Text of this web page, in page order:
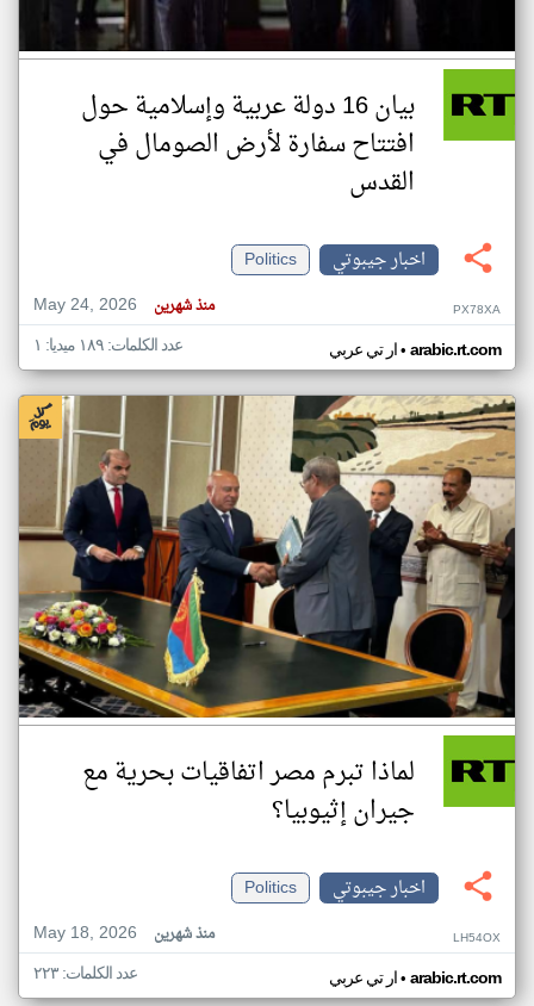
بيان 16 دولة عربية وإسلامية حول
افتتاح سفارة لأرض الصومال في
القدس
اخبار جيبوتي
Politics
May 24, 2026
منذ شهرين PX78XA
ار تي عربي• arabic.rt.com عدد الكلمات: ١٨٩ ميديا: ١
لماذا تبرم مصر اتفاقيات بحرية مع
جيران إثيوبيا؟
اخبار جيبوتي
Politics
May 18, 2026
منذ شهرين LH54OX
ار تي عربي• arabic.rt.com عدد الكلمات: ٢٢٣